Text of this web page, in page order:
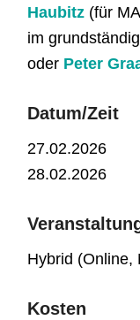
Haubitz (für
im
oder Peter
Datum/Zeit
27.02.2026
28.02.2026
Hybrid (Online,
Kosten